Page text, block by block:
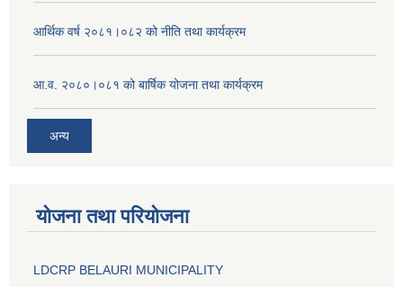
आर्थिक वर्ष २०८१।०८२ को नीति तथा कार्यक्रम
आ.व. २०८०।०८१ को बार्षिक योजना तथा कार्यक्रम
अन्य
योजना तथा परियोजना
LDCRP BELAURI MUNICIPALITY